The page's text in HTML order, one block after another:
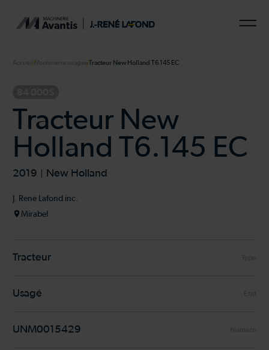
AccueilMachinerie usagéeTracteur New Holland T6.145 EC
Tracteur New
Holland T6.145 EC
2019 New Holland
J. René Lafond inc.
Mirabel
Tracteur
Usagé
UNM0015429